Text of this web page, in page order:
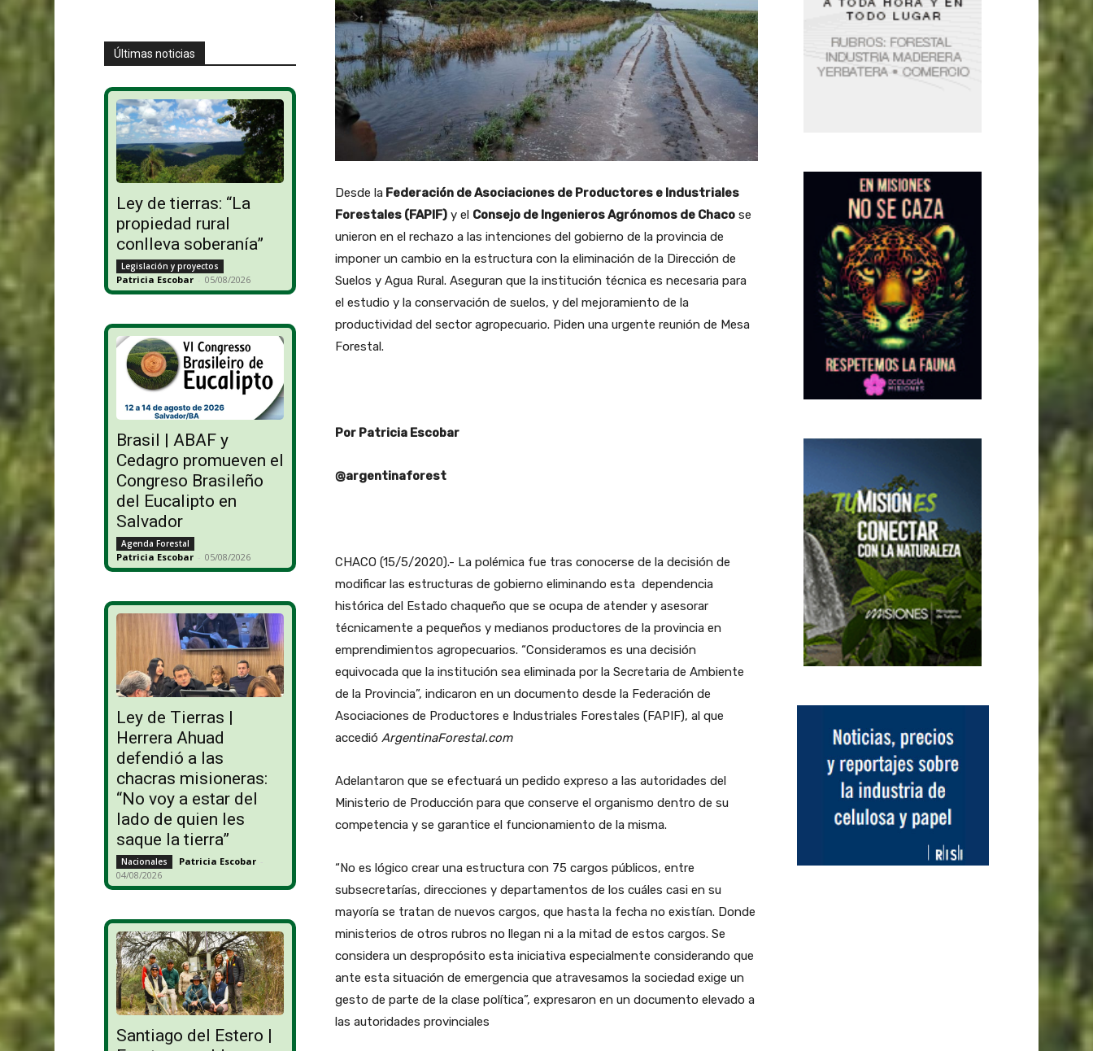
Últimas noticias
Ley de tierras: “La
propiedad rural
conlleva soberanía”
Legislación y proyectos
Patricia Escobar - 05/08/2026
Brasil | ABAF y
Cedagro promueven el
Congreso Brasileño
del Eucalipto en
Salvador
Agenda Forestal
Patricia Escobar - 05/08/2026
Ley de Tierras |
Herrera Ahuad
defendió a las
chacras misioneras:
“No voy a estar del
lado de quien les
saque la tierra”
Nacionales Patricia Escobar -
04/08/2026
Santiago del Estero |
Desde laFederación de Asociaciones de Productores e Industriales
Forestales (FAPIF)y el Consejo de Ingenieros Agrónomos de Chacose
unieron en el rechazo a las intenciones del gobierno de la provincia de
imponer un cambio en la estructura con la eliminación de la Dirección de
Suelos y Agua Rural. Aseguran que la institución técnica es necesaria para
el estudio y la conservación de suelos, y del mejoramiento de la
productividad del sector agropecuario. Piden una urgente reunión de Mesa
Forestal.
Por Patricia Escobar
@argentinaforest
CHACO (15/5/2020).- La polémica fue tras conocerse de la decisión de
modificar las estructuras de gobierno eliminando esta dependencia
histórica del Estado chaqueño que se ocupa de atender y asesorar
técnicamente a pequeños y medianos productores de la provincia en
emprendimientos agropecuarios. “Consideramos es una decisión
equivocada que la institución sea eliminada por la Secretaria de Ambiente
de la Provincia”, indicaron en un documento desde la Federación de
Asociaciones de Productores e Industriales Forestales (FAPIF), al que
accedió ArgentinaForestal.com
Adelantaron que se efectuará un pedido expreso a las autoridades del
Ministerio de Producción para que conserve el organismo dentro de su
competencia y se garantice el funcionamiento de la misma.
“No es lógico crear una estructura con 75 cargos públicos, entre
subsecretarías, direcciones y departamentos de los cuáles casi en su
mayoría se tratan de nuevos cargos, que hasta la fecha no existían. Donde
ministerios de otros rubros no llegan ni a la mitad de estos cargos. Se
considera un despropósito esta iniciativa especialmente considerando que
ante esta situación de emergencia que atravesamos la sociedad exige un
gesto de parte de la clase política”, expresaron en un documento elevado a
las autoridades provinciales